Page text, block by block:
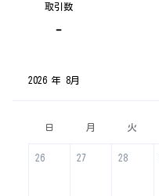
取引数
-
2026 年 8月
日 月 火
26 27 28